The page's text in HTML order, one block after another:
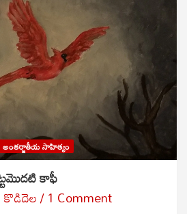
అంతర్జాతీయ సాహిత్యం
కాఫీ
1 Comment